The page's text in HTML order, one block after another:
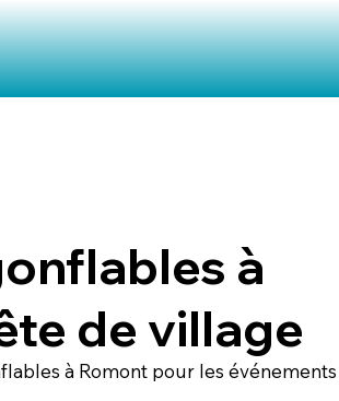
à
de village
à Romont pour les événements